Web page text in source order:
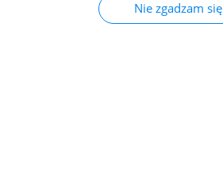
Nie zgadzam się
J. Ecol. Eng. 2019; 20(1):220-227